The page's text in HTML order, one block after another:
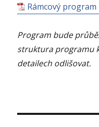
Rámcový
Program bude
struktura programu
detailech odlišovat.